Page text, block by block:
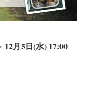
12月5日(水) 17:00